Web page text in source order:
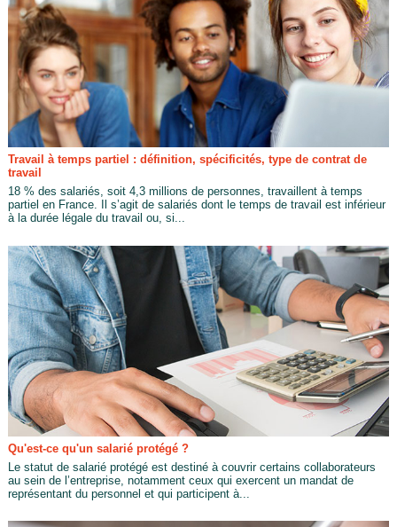
Travail à temps partiel : définition, spécificités, type de contrat de
travail
18 % des salariés, soit 4,3 millions de personnes, travaillent à temps
partiel en France. Il s’agit de salariés dont le temps de travail est inférieur
à la durée légale du travail ou, si...
Qu'est-ce qu'un salarié protégé ?
Le statut de salarié protégé est destiné à couvrir certains collaborateurs
au sein de l’entreprise, notamment ceux qui exercent un mandat de
représentant du personnel et qui participent à...